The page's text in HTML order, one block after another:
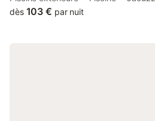
With garden views, this
dès 103 € par nuit